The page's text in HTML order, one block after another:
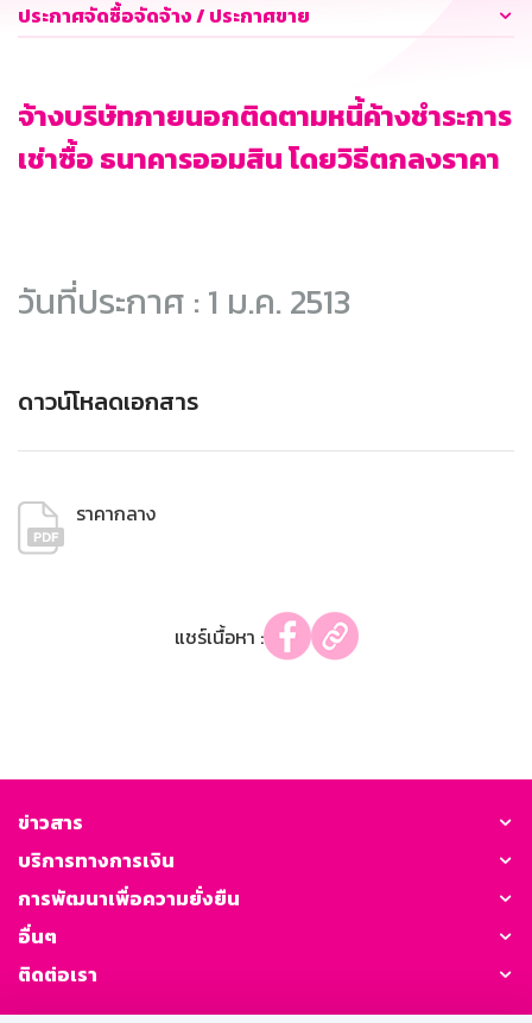
ประกาศจัดซื้อจัดจ้าง / ประกาศขาย
จ้างบริษัทภายนอกติดตามหนี้ค้างชำระการ
เช่าซื้อ ธนาคารออมสิน โดยวิธีตกลงราคา
วันที่ประกาศ : 1 ม.ค. 2513
ดาวน์โหลดเอกสาร
ราคากลาง
แชร์เนื้อหา :
ข่าวสาร
บริการทางการเงิน
การพัฒนาเพื่อความยั่งยืน
อื่นๆ
ติดต่อเรา